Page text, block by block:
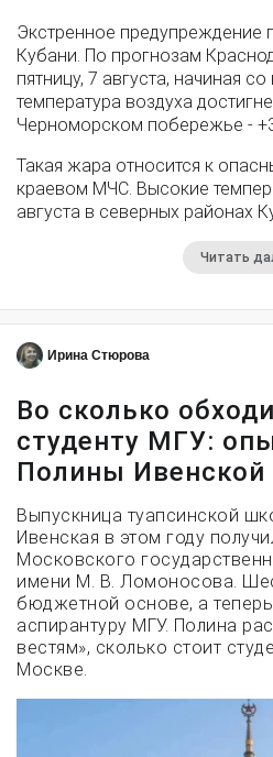
Экстренное предупреждение
Кубани. По прогнозам
пятницу, 7 августа, начиная
температура воздуха
Черноморском побережье -
Такая жара относится к
краевом МЧС. Высокие
августа в северных районах
Читать
Ирина Стюрова
Во сколько
студенту МГУ:
Полины Ивенской
Выпускница туапсинской
Ивенская в этом году
Московского
имени М. В. Ломоносова.
бюджетной основе, а
аспирантуру МГУ. Полина
вестям», сколько стоит
Москве.